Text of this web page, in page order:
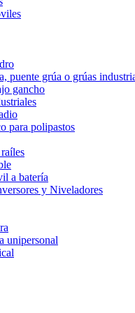
puente grúa o grúas
gancho
para polipastos
a batería
y Niveladores
unipersonal